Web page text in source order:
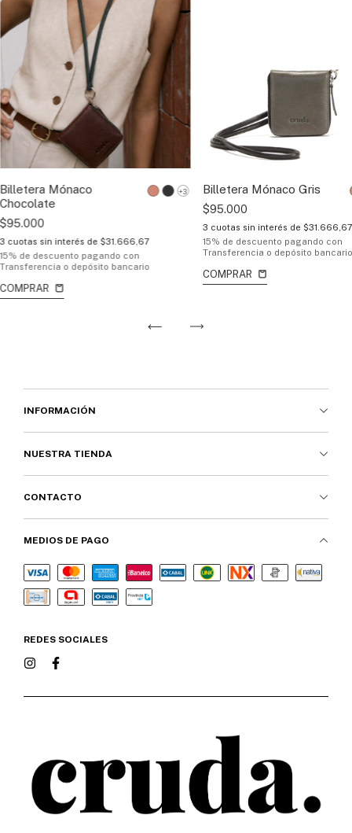
Billetera Mónaco
Chocolate
+3
$95.000
3 cuotas sin interés de $31.666,67
15% de descuento pagando con
Transferencia o depósito bancario
COMPRAR
Billetera Mónaco Gris
$95.000
3 cuotas sin interés de $31.666,67
15% de descuento pagando con
Transferencia o depósito bancario
COMPRAR
INFORMACIÓN
NUESTRA TIENDA
CONTACTO
MEDIOS DE PAGO
REDES SOCIALES